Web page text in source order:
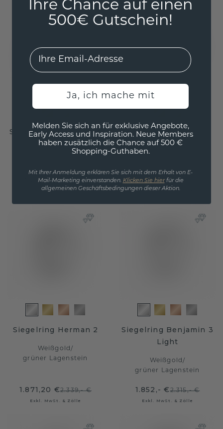
Siegelring Benjamin 4
/
2.623,20 €3.279,- €
Exkl. MwSt. & Zölle
Siegelring Brent 1
1.692,- €2.115,- €
Exkl. MwSt. & Zölle
Siegelring Herman 2
Weißgold/
grüner Lagenstein
1.871,20 €2.339,- €
Exkl. MwSt. & Zölle
Siegelring Benjamin 3
Light
Weißgold/
grüner Lagenstein
1.852,- €2.315,- €
Exkl. MwSt. & Zölle
Ihre Chance auf einen
500€ Gutschein!
EMail
Ja, ich mache mit
Melden Sie sich an für exklusive Angebote,
Early Access und Inspiration. Neue Members
haben zusätzlich die Chance auf 500 €
Shopping-Guthaben.
Mit Ihrer Anmeldung erklären Sie sich mit dem Erhalt von E-
Mail-Marketing einverstanden. Klicken Sie hierfür die
allgemeinen Geschäftsbedingungen dieser Aktion.